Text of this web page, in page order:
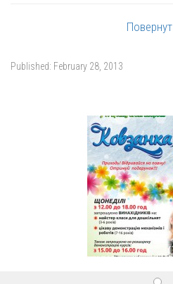
Published: February 28, 2013